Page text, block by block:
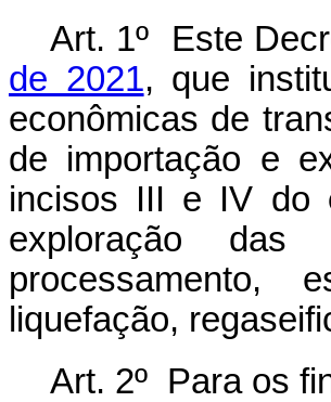
Art. 1º Este
de 2021, que
econômicas de
de importação e
incisos III e IV do
exploração das
processamento,
liquefação,
Art. 2º Para os